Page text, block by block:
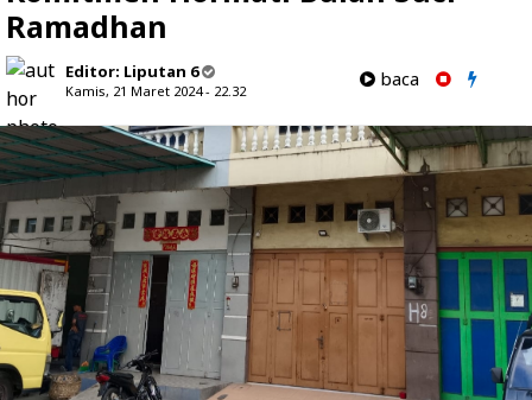
Ramadhan
Editor: Liputan 6
Kamis, 21 Maret 2024 - 22.32
baca